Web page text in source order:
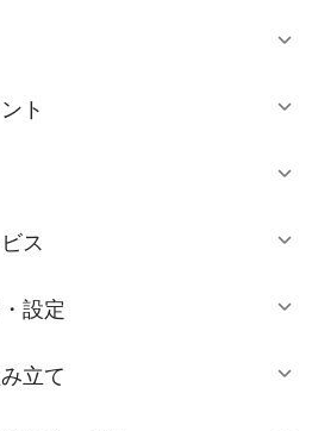
ト
ス
設定
立て